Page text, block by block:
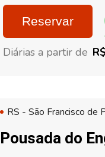
Reservar
Diárias a partir de
RS - São Francisco de
Pousada do